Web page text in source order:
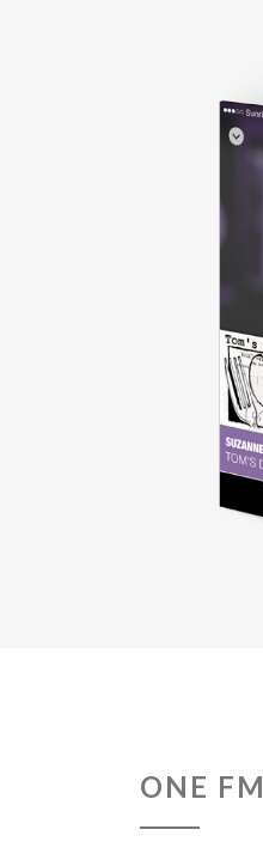
ONE FM